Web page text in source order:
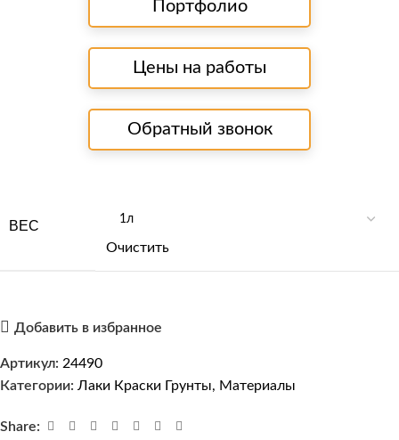
Портфолио
Цены на работы
Обратный звонок
ВЕС
Очистить
Добавить в избранное
Артикул: 24490
Категории: Лаки Краски Грунты, Материалы
Share: